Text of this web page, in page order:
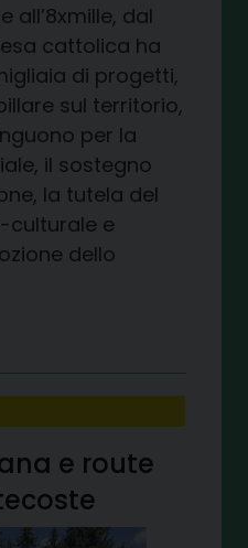
dal
cattolica ha
di progetti,
sul territorio,
per la
il sostegno
la tutela del
e
dello
e route